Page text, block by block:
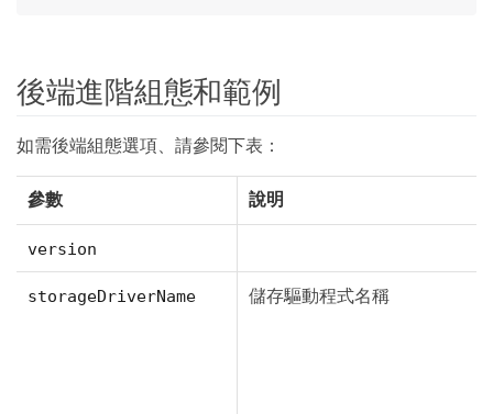
後端進階組態和範例
如需後端組態選項、請參閱下表：
參數 說明
version
storageDriverName 儲存驅動程式名稱